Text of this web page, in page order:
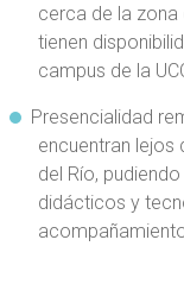
cerca de la
tienen
campus de la
Presencialidad
encuentran lejos
del Río,
didácticos y